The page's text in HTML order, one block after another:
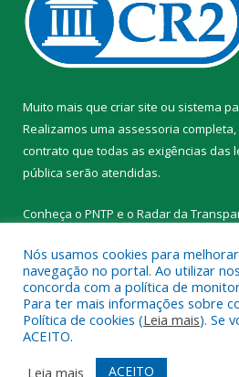
Muito mais que criar site ou sistema
Realizamos uma assessoria
contrato que todas as exigências das
pública serão atendidas.
Conheça o PNTP e o Radar da
Todos os direitos reservados a
Progresso.
Mapa do Site Acessar Área
Nós usamos cookies para
navegação no portal. Ao utilizar
concorda com a política de
Para ter mais informações sobre
Política de cookies (Leia mais). Se
ACEITO.
Leia mais
ACEITO